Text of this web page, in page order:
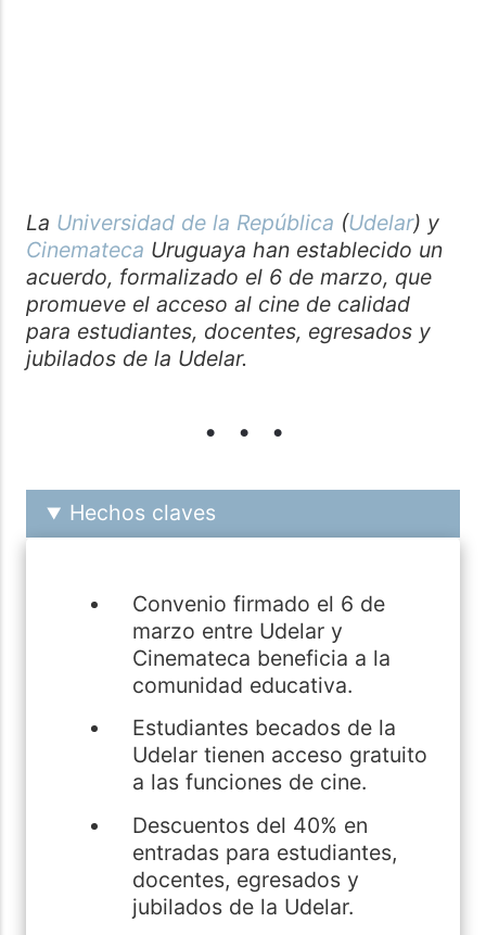
La Universidad de la República (Udelar) y
Cinemateca Uruguaya han establecido un
acuerdo, formalizado el 6 de marzo, que
promueve el acceso al cine de calidad
para estudiantes, docentes, egresados y
jubilados de la Udelar.
Hechos claves
Convenio firmado el 6 de
marzo entre Udelar y
Cinemateca beneficia a la
comunidad educativa.
Estudiantes becados de la
Udelar tienen acceso gratuito
a las funciones de cine.
Descuentos del 40% en
entradas para estudiantes,
docentes, egresados y
jubilados de la Udelar.